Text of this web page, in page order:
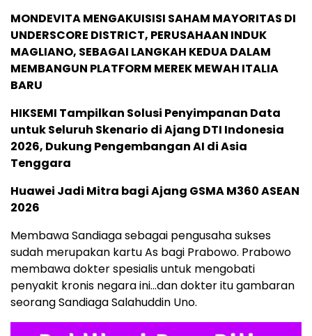
MONDEVITA MENGAKUISISI SAHAM MAYORITAS DI
UNDERSCORE DISTRICT, PERUSAHAAN INDUK
MAGLIANO, SEBAGAI LANGKAH KEDUA DALAM
MEMBANGUN PLATFORM MEREK MEWAH ITALIA
BARU
HIKSEMI Tampilkan Solusi Penyimpanan Data
untuk Seluruh Skenario di Ajang DTI Indonesia
2026, Dukung Pengembangan AI di Asia
Tenggara
Huawei Jadi Mitra bagi Ajang GSMA M360 ASEAN
2026
Membawa Sandiaga sebagai pengusaha sukses
sudah merupakan kartu As bagi Prabowo. Prabowo
membawa dokter spesialis untuk mengobati
penyakit kronis negara ini…dan dokter itu gambaran
seorang Sandiaga Salahuddin Uno.